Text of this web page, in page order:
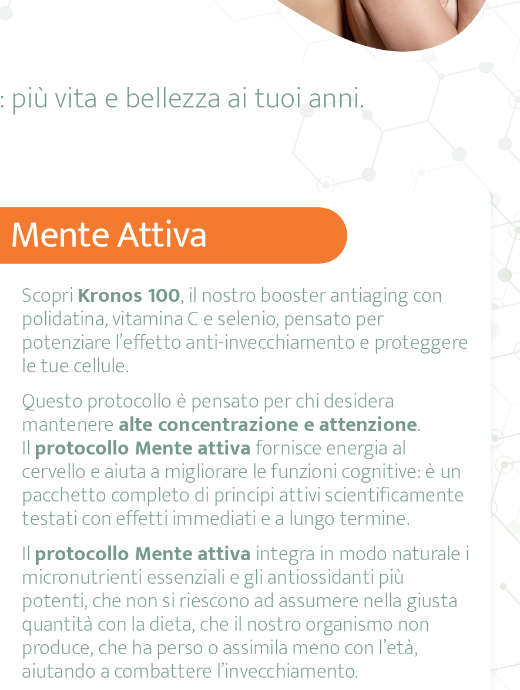
: più vita e bellezza ai tuoi anni.
Mente Attiva
ScopriKronos 100, il nostro booster antiaging con
polidatina, vitamina C e selenio, pensato per
potenziare l’effetto anti-invecchiamento e proteggere
le tue cellule.
Questo protocollo è pensato per chi desidera
mantenerealte concentrazione e attenzione.
Ilprotocollo Mente attivafornisce energia al
cervello e aiuta a migliorare le funzioni cognitive: è un
pacchetto completo di principi attivi scientificamente
testati con effetti immediati e a lungo termine.
Ilprotocollo Mente attiva integra in modo naturale i
micronutrienti essenziali e gli antiossidanti più
potenti, che non si riescono ad assumere nella giusta
quantità con la dieta, che il nostro organismo non
produce, che ha perso o assimila meno con l’età,
aiutando a combattere l’invecchiamento.